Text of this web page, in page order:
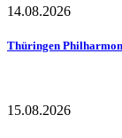
14.08.2026
Thüringen
15.08.2026